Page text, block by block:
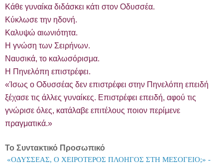
Κάθε γυναίκα διδάσκει κάτι στον Οδυσσέα.
Κύκλωσε την ηδονή.
Καλυψώ αιωνιότητα.
Η γνώση των Σειρήνων.
Ναυσικά, το καλωσόρισμα.
Η Πηνελόπη επιστρέφει.
«Ίσως ο Οδυσσέας δεν επιστρέφει στην Πηνελόπη επειδή
ξέχασε τις άλλες γυναίκες. Επιστρέφει επειδή, αφού τις
γνώρισε όλες, κατάλαβε επιτέλους ποιον περίμενε
πραγματικά.»
Το Συντακτικό Προσωπικό
«ΟΔΥΣΣΕΑΣ, Ο ΧΕΙΡΟΤΕΡΟΣ ΠΛΟΗΓΟΣ ΣΤΗ ΜΕΣΟΓΕΙΟ;» -